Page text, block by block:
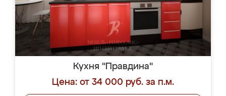
Кухня "Правдина"
Цена: от 34 000 руб. за п.м.